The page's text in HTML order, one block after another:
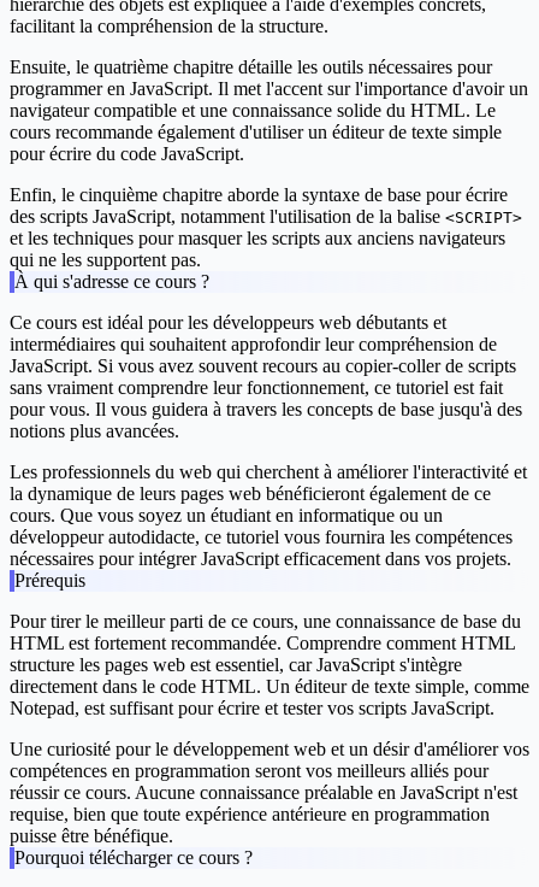
hiérarchie des objets est expliquée à l'aide d'exemples concrets,
facilitant la compréhension de la structure.
Ensuite, le quatrième chapitre détaille les outils nécessaires pour
programmer en JavaScript. Il met l'accent sur l'importance d'avoir un
navigateur compatible et une connaissance solide du HTML. Le
cours recommande également d'utiliser un éditeur de texte simple
pour écrire du code JavaScript.
Enfin, le cinquième chapitre aborde la syntaxe de base pour écrire
des scripts JavaScript, notamment l'utilisation de la balise <SCRIPT>
et les techniques pour masquer les scripts aux anciens navigateurs
qui ne les supportent pas.
À qui s'adresse ce cours ?
Ce cours est idéal pour les développeurs web débutants et
intermédiaires qui souhaitent approfondir leur compréhension de
JavaScript. Si vous avez souvent recours au copier-coller de scripts
sans vraiment comprendre leur fonctionnement, ce tutoriel est fait
pour vous. Il vous guidera à travers les concepts de base jusqu'à des
notions plus avancées.
Les professionnels du web qui cherchent à améliorer l'interactivité et
la dynamique de leurs pages web bénéficieront également de ce
cours. Que vous soyez un étudiant en informatique ou un
développeur autodidacte, ce tutoriel vous fournira les compétences
nécessaires pour intégrer JavaScript efficacement dans vos projets.
Prérequis
Pour tirer le meilleur parti de ce cours, une connaissance de base du
HTML est fortement recommandée. Comprendre comment HTML
structure les pages web est essentiel, car JavaScript s'intègre
directement dans le code HTML. Un éditeur de texte simple, comme
Notepad, est suffisant pour écrire et tester vos scripts JavaScript.
Une curiosité pour le développement web et un désir d'améliorer vos
compétences en programmation seront vos meilleurs alliés pour
réussir ce cours. Aucune connaissance préalable en JavaScript n'est
requise, bien que toute expérience antérieure en programmation
puisse être bénéfique.
Pourquoi télécharger ce cours ?